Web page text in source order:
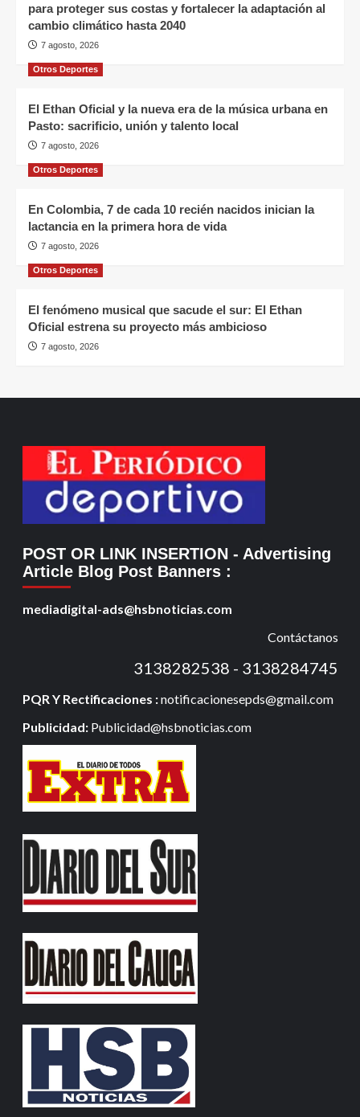
para proteger sus costas y fortalecer la adaptación al
cambio climático hasta 2040
7 agosto, 2026
Otros Deportes
El Ethan Oficial y la nueva era de la música urbana en
Pasto: sacrificio, unión y talento local
7 agosto, 2026
Otros Deportes
En Colombia, 7 de cada 10 recién nacidos inician la
lactancia en la primera hora de vida
7 agosto, 2026
Otros Deportes
El fenómeno musical que sacude el sur: El Ethan
Oficial estrena su proyecto más ambicioso
7 agosto, 2026
POST OR LINK INSERTION - Advertising
Article Blog Post Banners :
mediadigital-ads@hsbnoticias.com
Contáctanos
3138282538 - 3138284745
PQR Y Rectificaciones :notificacionesepds@gmail.com
Publicidad: Publicidad@hsbnoticias.com